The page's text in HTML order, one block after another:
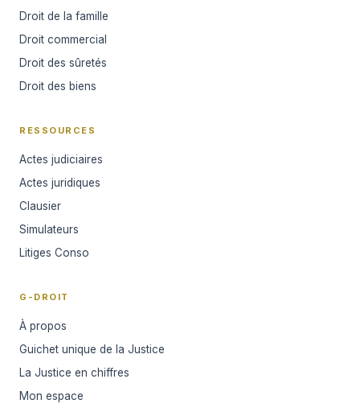
Droit de la famille
Droit commercial
Droit des sûretés
Droit des biens
RESSOURCES
Actes judiciaires
Actes juridiques
Clausier
Simulateurs
Litiges Conso
G-DROIT
À propos
Guichet unique de la Justice
La Justice en chiffres
Mon espace